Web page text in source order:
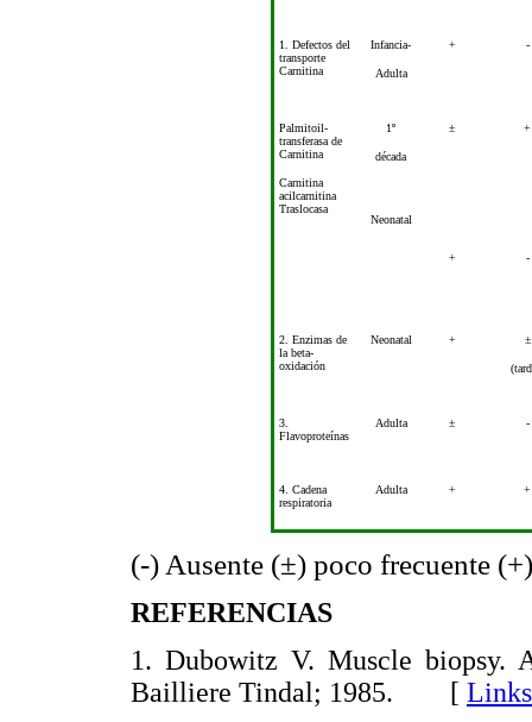
1. Defectos del
transporte
Carnitina
Infancia-
Adulta
+ -
Palmitoil-
transferasa de
Carnitina
Carnitina
acilcarnitina
Traslocasa
1º
década
Neonatal
±
+
+
-
2. Enzimas de
la beta-
oxidación
Neonatal + ±
3.
Flavoproteínas
Adulta ± -
4. Cadena
respiratoria
Adulta + +
(-) Ausente (±) poco frecuente
REFERENCIAS
1. Dubowitz V. Muscle biopsy.
Bailliere Tindal; 1985. [ Links